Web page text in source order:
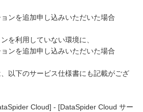
ンを追加申し込みいただいた場合
を利用していない環境に、
ンを追加申し込みいただいた場合
以下のサービス仕様書にも記載がござ
Cloud] - [DataSpider Cloud サー